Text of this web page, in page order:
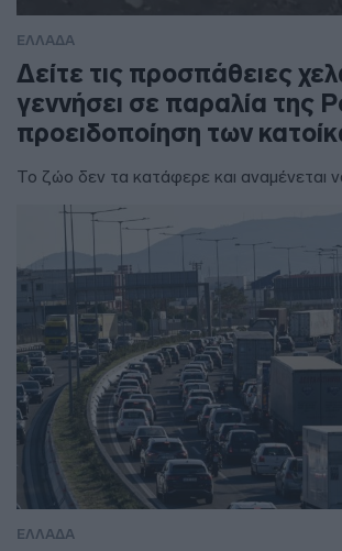
ΕΛΛΑΔΑ
Δείτε τις προσπάθειες
γεννήσει σε παραλία της
προειδοποίηση των
Το ζώο δεν τα κατάφερε και αναμένεται
ΕΛΛΑΔΑ